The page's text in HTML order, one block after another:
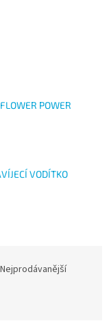
POWER
VODÍTKO
Nejprodávanější